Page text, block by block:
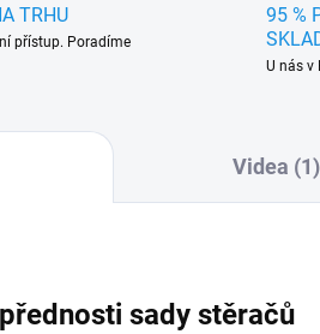
TRHU
přístup. Poradíme
95 %
U nás v
Videa (1)
sady stěračů